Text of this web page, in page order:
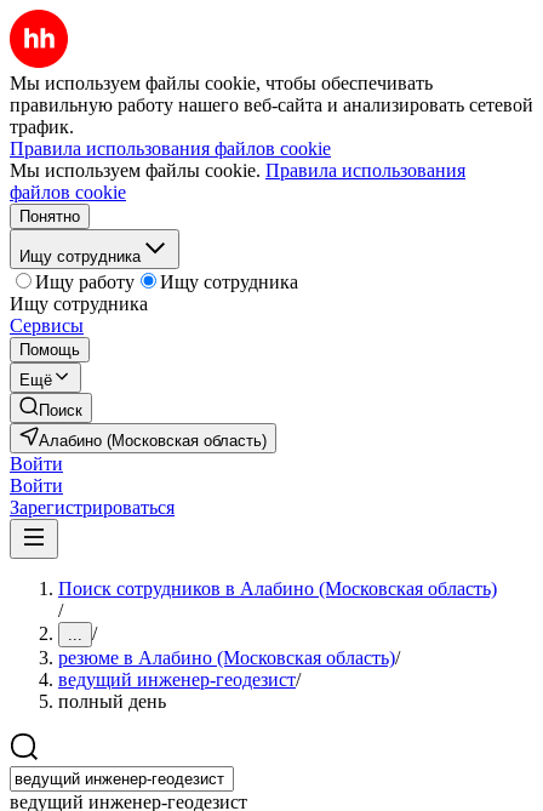
Мы используем файлы cookie, чтобы обеспечивать
правильную работу нашего веб-сайта и анализировать сетевой
трафик.
Правила использования файлов cookie
Мы используем файлы cookie. Правила использования
файлов cookie
Понятно
Ищу сотрудника
Ищу работу
Ищу сотрудника
Ищу сотрудника
Сервисы
Помощь
Ещё
Поиск
Алабино (Московская область)
Войти
Войти
Зарегистрироваться
Поиск сотрудников в Алабино (Московская область)
/
... /
резюме в Алабино (Московская область)/
ведущий инженер-геодезист/
полный день
ведущий инженер-геодезист